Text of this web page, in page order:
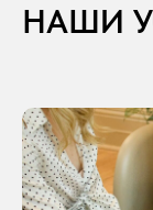
НАШИ